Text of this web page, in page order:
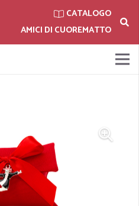
CATALOGO
AMICI DI CUOREMATTO